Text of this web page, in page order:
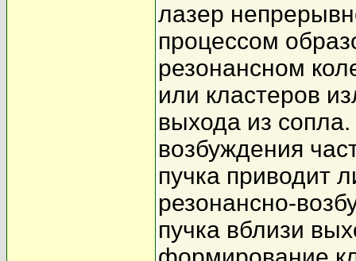
лазер
процессом
резонансном
или кластеров
выхода из
возбуждения
пучка приводит
резонансно-
пучка вблизи